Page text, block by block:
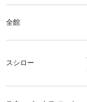
全館
スシロー